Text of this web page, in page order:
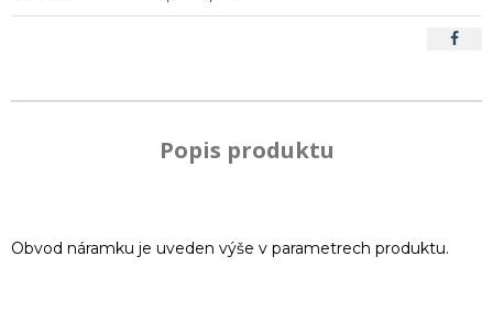
Popis produktu
Obvod náramku je uveden výše v parametrech produktu.